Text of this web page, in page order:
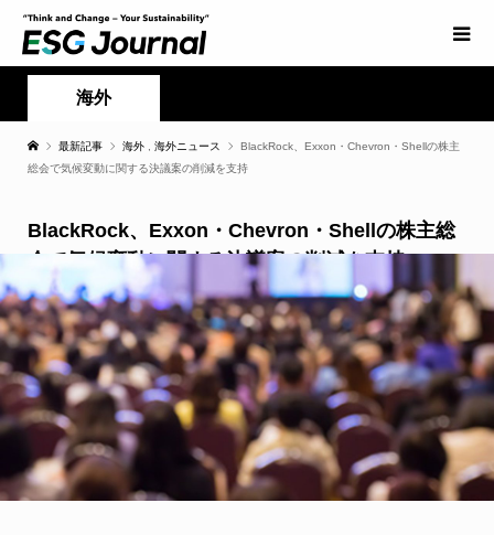
海外
最新記事 海外 海外ニュース
BlackRock、Exxon・Chevron・Shellの株主
総会で気候変動に関する決議案の削減を支持
BlackRock、Exxon・Chevron・Shellの株主総
会で気候変動に関する決議案の削減を支持